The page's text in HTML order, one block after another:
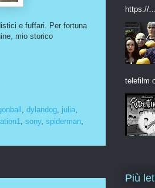
e fuffari. Per fortuna
mio storico
dylandog julia
sony, spiderman
https://...
telefilm
Più